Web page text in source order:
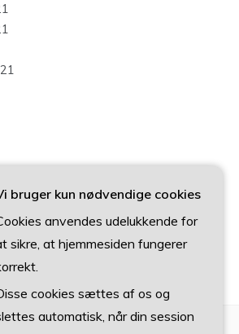
bruger kun nødvendige cookies
anvendes udelukkende for
sikre, at hjemmesiden fungerer
cookies sættes af os og
automatisk, når din session